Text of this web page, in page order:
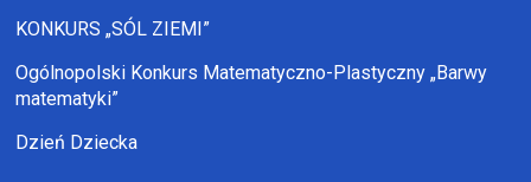
KONKURS „SÓL ZIEMI”
Ogólnopolski Konkurs Matematyczno-Plastyczny „Barwy
matematyki”
Dzień Dziecka